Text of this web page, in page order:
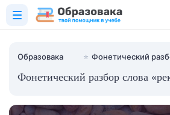
Образовака ⭐ Фонетический
Фонетический разбор слова